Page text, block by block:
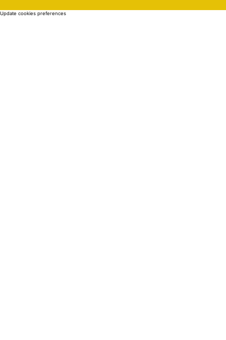
Update cookies preferences